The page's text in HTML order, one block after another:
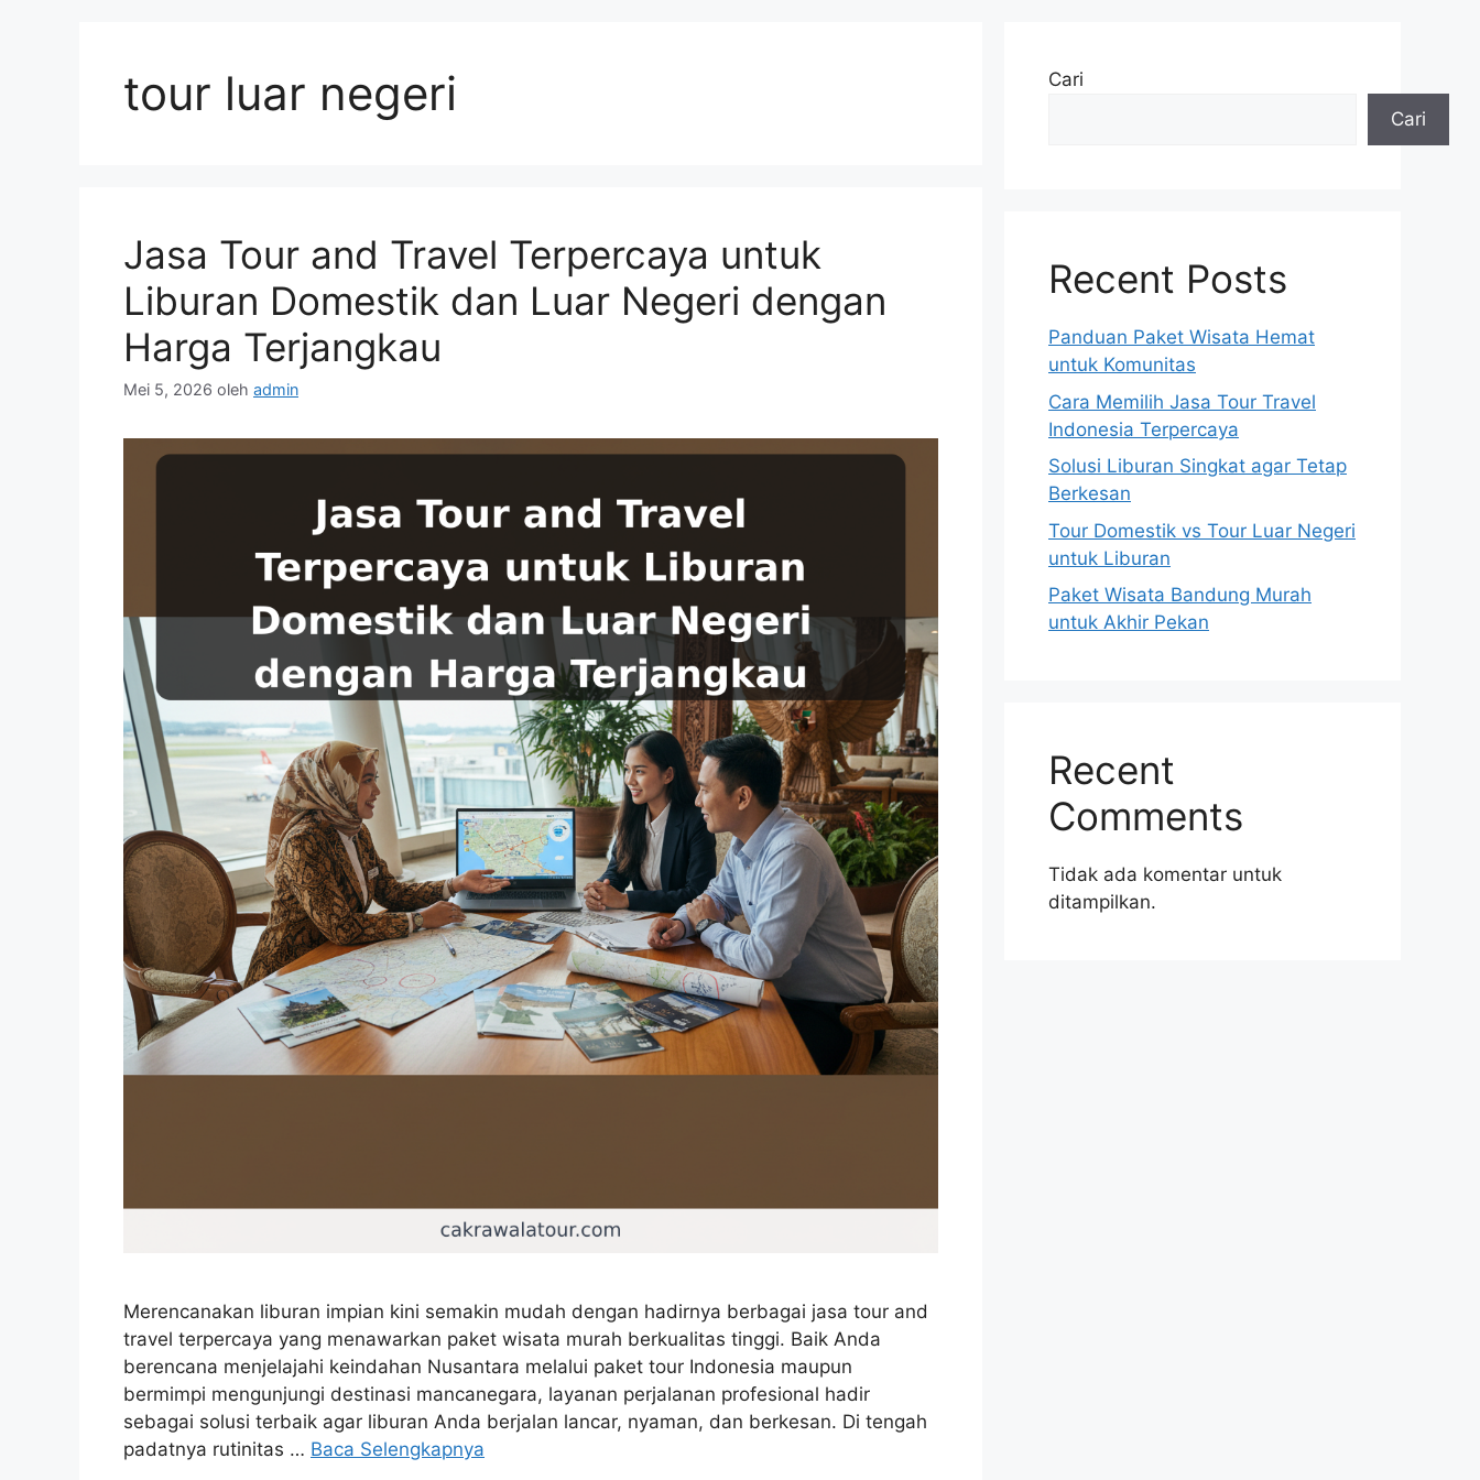
tour luar negeri
Jasa Tour and Travel Terpercaya untuk
Liburan Domestik dan Luar Negeri dengan
Harga Terjangkau
Mei 5, 2026 oleh admin
Merencanakan liburan impian kini semakin mudah dengan hadirnya berbagai jasa tour and
travel terpercaya yang menawarkan paket wisata murah berkualitas tinggi. Baik Anda
berencana menjelajahi keindahan Nusantara melalui paket tour Indonesia maupun
bermimpi mengunjungi destinasi mancanegara, layanan perjalanan profesional hadir
sebagai solusi terbaik agar liburan Anda berjalan lancar, nyaman, dan berkesan. Di tengah
padatnya rutinitas … Baca Selengkapnya
Cari
Cari
Recent Posts
Panduan Paket Wisata Hemat
untuk Komunitas
Cara Memilih Jasa Tour Travel
Indonesia Terpercaya
Solusi Liburan Singkat agar Tetap
Berkesan
Tour Domestik vs Tour Luar Negeri
untuk Liburan
Paket Wisata Bandung Murah
untuk Akhir Pekan
Recent
Comments
Tidak ada komentar untuk
ditampilkan.